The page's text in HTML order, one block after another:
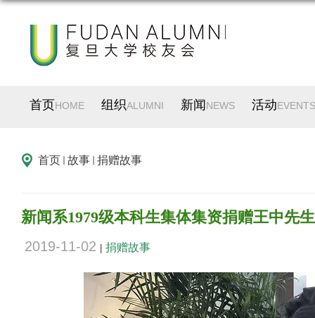
首页HOME 组织ALUMNI 新闻 NEWS 活动EVENTS
首页 故事 捐赠故事
新闻系1979级本科生集体集资捐赠王中先
2019-11-02 捐赠故事